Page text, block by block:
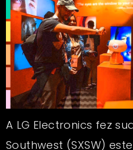
A LG Electronics fez
Southwest (SXSW)